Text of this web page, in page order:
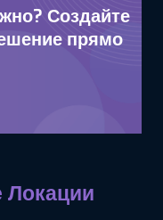
Создайте
прямо